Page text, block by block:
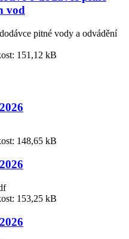
vod
pitné vody a odvádění
151,12 kB
148,65 kB
153,25 kB